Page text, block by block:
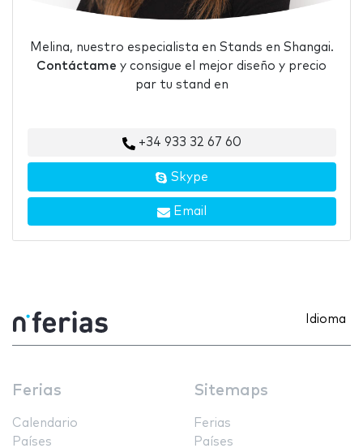
Melina, nuestro especialista en Stands en Shangai.
Contáctame y consigue el mejor diseño y precio
par tu stand en
+34 933 32 67 60
Skype
Email
Idioma
Ferias
Calendario
Países
Sitemaps
Ferias
Países